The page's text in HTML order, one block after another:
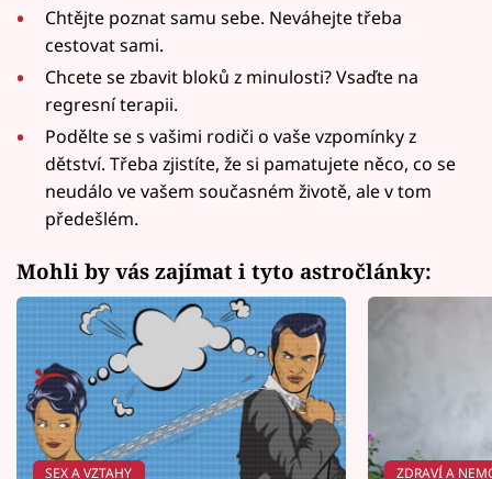
Chtějte poznat samu sebe. Neváhejte třeba
cestovat sami.
Chcete se zbavit bloků z minulosti? Vsaďte na
regresní terapii.
Podělte se s vašimi rodiči o vaše vzpomínky z
dětství. Třeba zjistíte, že si pamatujete něco, co se
neudálo ve vašem současném životě, ale v tom
předešlém.
Mohli by vás zajímat i tyto astročlánky:
SEX A VZTAHY ZDRAVÍ A